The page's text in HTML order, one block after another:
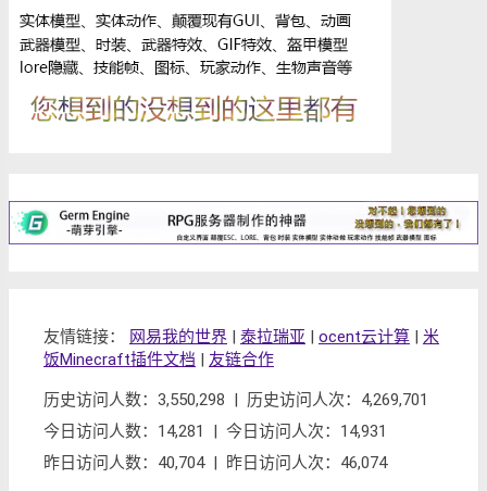
友情链接： 网易我的世界 | 泰拉瑞亚 | ocent云计算 | 米
饭Minecraft插件文档 | 友链合作
历史访问人数：3,550,298 | 历史访问人次：4,269,701
今日访问人数：14,281 | 今日访问人次：14,931
昨日访问人数：40,704 | 昨日访问人次：46,074